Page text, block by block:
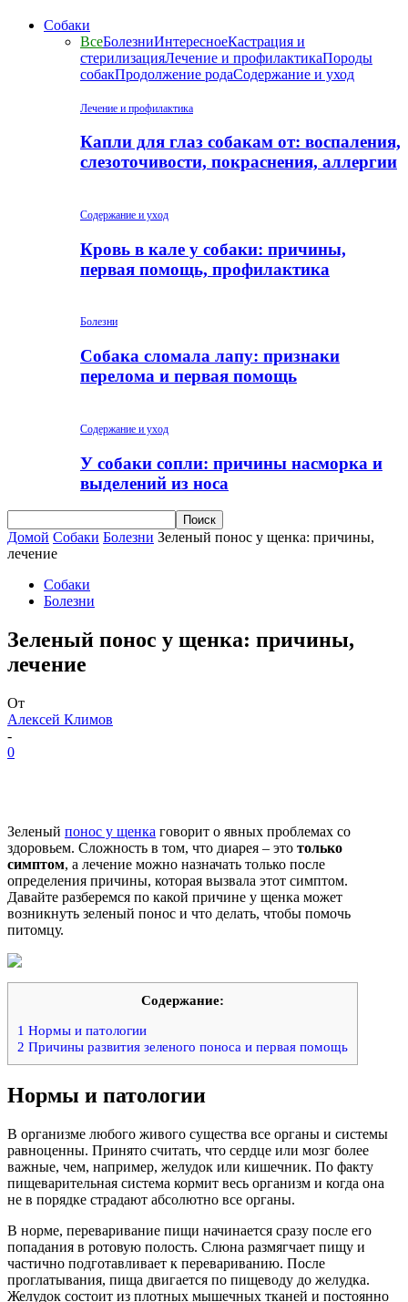
Собаки
ВсеБолезниИнтересноеКастрация и
стерилизацияЛечение и профилактикаПороды
собакПродолжение родаСодержание и уход
Лечение и профилактика
Капли для глаз собакам от: воспаления,
слезоточивости, покраснения, аллергии
Содержание и уход
Кровь в кале у собаки: причины,
первая помощь, профилактика
Болезни
Собака сломала лапу: признаки
перелома и первая помощь
Содержание и уход
У собаки сопли: причины насморка и
выделений из носа
Домой Собаки Болезни Зеленый понос у щенка: причины,
лечение
Собаки
Болезни
Зеленый понос у щенка: причины,
лечение
От
Алексей Климов
-
0
Зеленый понос у щенка говорит о явных проблемах со
здоровьем. Сложность в том, что диарея – это только
симптом, а лечение можно назначать только после
определения причины, которая вызвала этот симптом.
Давайте разберемся по какой причине у щенка может
возникнуть зеленый понос и что делать, чтобы помочь
питомцу.
Содержание:
1 Нормы и патологии
2 Причины развития зеленого поноса и первая помощь
Нормы и патологии
В организме любого живого существа все органы и системы
равноценны. Принято считать, что сердце или мозг более
важные, чем, например, желудок или кишечник. По факту
пищеварительная система кормит весь организм и когда она
не в порядке страдают абсолютно все органы.
В норме, переваривание пищи начинается сразу после его
попадания в ротовую полость. Слюна размягчает пищу и
частично подготавливает к перевариванию. После
проглатывания, пища двигается по пищеводу до желудка.
Желудок состоит из плотных мышечных тканей и постоянно